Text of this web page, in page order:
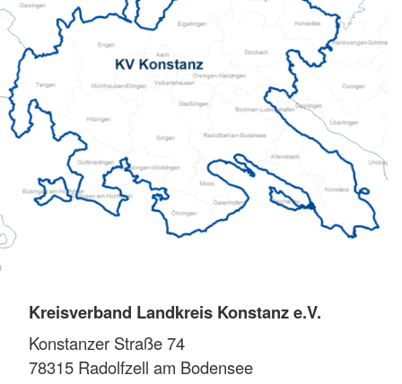
Kreisverband Landkreis Konstanz e.V.
Konstanzer Straße 74
78315 Radolfzell am Bodensee